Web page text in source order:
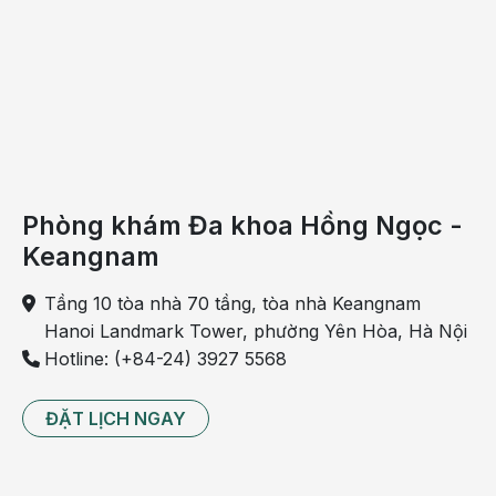
Viêm gan D có thể gây đau nhức khớp
Ở giai đoạn cấp tính, người bệnh có thể có những dấu
hiệu sau:
Phòng khám Đa khoa Hồng Ngọc -
Keangnam
Tầng 10 tòa nhà 70 tầng, tòa nhà Keangnam
Hanoi Landmark Tower, phường Yên Hòa, Hà Nội
Hotline: (+84-24) 3927 5568
ĐẶT LỊCH NGAY